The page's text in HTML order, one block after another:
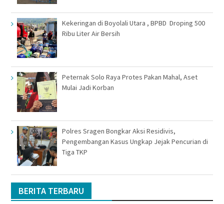
Kekeringan di Boyolali Utara , BPBD Droping 500
Ribu Liter Air Bersih
Peternak Solo Raya Protes Pakan Mahal, Aset
Mulai Jadi Korban
Polres Sragen Bongkar Aksi Residivis,
Pengembangan Kasus Ungkap Jejak Pencurian di
Tiga TKP
BERITA TERBARU